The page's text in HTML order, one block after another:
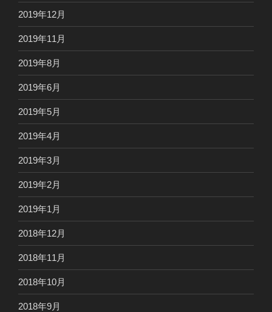
2019年12月
2019年11月
2019年8月
2019年6月
2019年5月
2019年4月
2019年3月
2019年2月
2019年1月
2018年12月
2018年11月
2018年10月
2018年9月